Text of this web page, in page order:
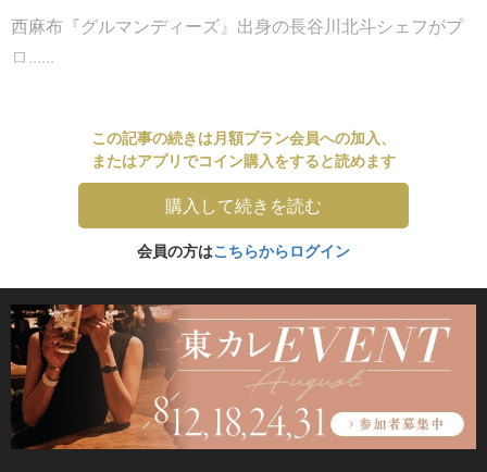
西麻布『グルマンディーズ』出身の長谷川北斗シェフがプ
ロ......
この記事の続きは月額プラン会員への加入、
またはアプリでコイン購入をすると読めます
購入して続きを読む
会員の方はこちらからログイン